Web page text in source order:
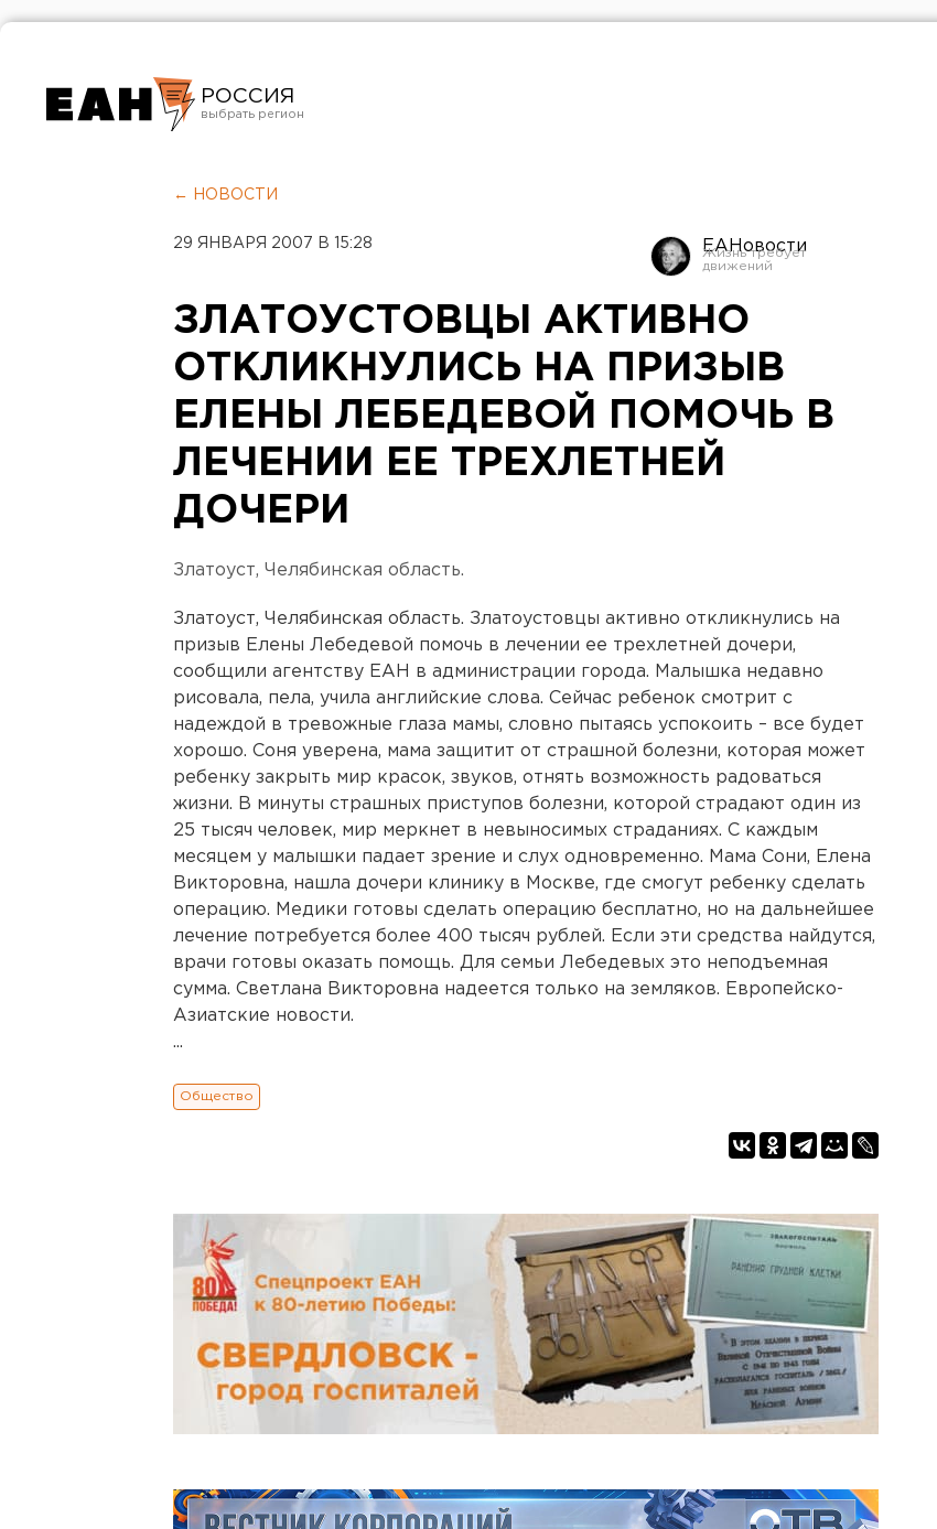
РОССИЯ
Челябинск
← НОВОСТИ
29 ЯНВАРЯ 2007 В 15:28 ЕАНовости
ЗЛАТОУСТОВЦЫ АКТИВНО
ОТКЛИКНУЛИСЬ НА ПРИЗЫВ
ЕЛЕНЫ ЛЕБЕДЕВОЙ ПОМОЧЬ В
ЛЕЧЕНИИ ЕЕ ТРЕХЛЕТНЕЙ
ДОЧЕРИ
Златоуст, Челябинская область.
Златоуст, Челябинская область. Златоустовцы активно откликнулись на
призыв Елены Лебедевой помочь в лечении ее трехлетней дочери,
сообщили агентству ЕАН в администрации города. Малышка недавно
рисовала, пела, учила английские слова. Сейчас ребенок смотрит с
надеждой в тревожные глаза мамы, словно пытаясь успокоить – все будет
хорошо. Соня уверена, мама защитит от страшной болезни, которая может
ребенку закрыть мир красок, звуков, отнять возможность радоваться
жизни. В минуты страшных приступов болезни, которой страдают один из
25 тысяч человек, мир меркнет в невыносимых страданиях. С каждым
месяцем у малышки падает зрение и слух одновременно. Мама Сони, Елена
Викторовна, нашла дочери клинику в Москве, где смогут ребенку сделать
операцию. Медики готовы сделать операцию бесплатно, но на дальнейшее
лечение потребуется более 400 тысяч рублей. Если эти средства найдутся,
врачи готовы оказать помощь. Для семьи Лебедевых это неподъемная
сумма. Светлана Викторовна надеется только на земляков. Европейско-
Азиатские новости.
...
Общество